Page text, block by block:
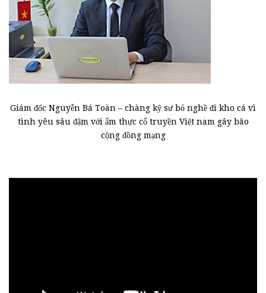
Giám đốc Nguyễn Bá Toàn – chàng kỹ sư bỏ nghề đi kho cá vì
tình yêu sâu đậm với ẩm thực cổ truyền Việt nam gây bão
cộng đồng mạng